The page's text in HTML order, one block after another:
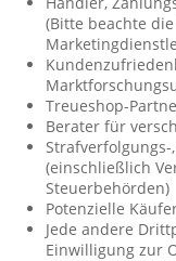
(Bitte beachte
Treueshop-
Berater für
(einschließlich
Steuerbehörden)
Potenzielle
Jede andere
Einwilligung zur